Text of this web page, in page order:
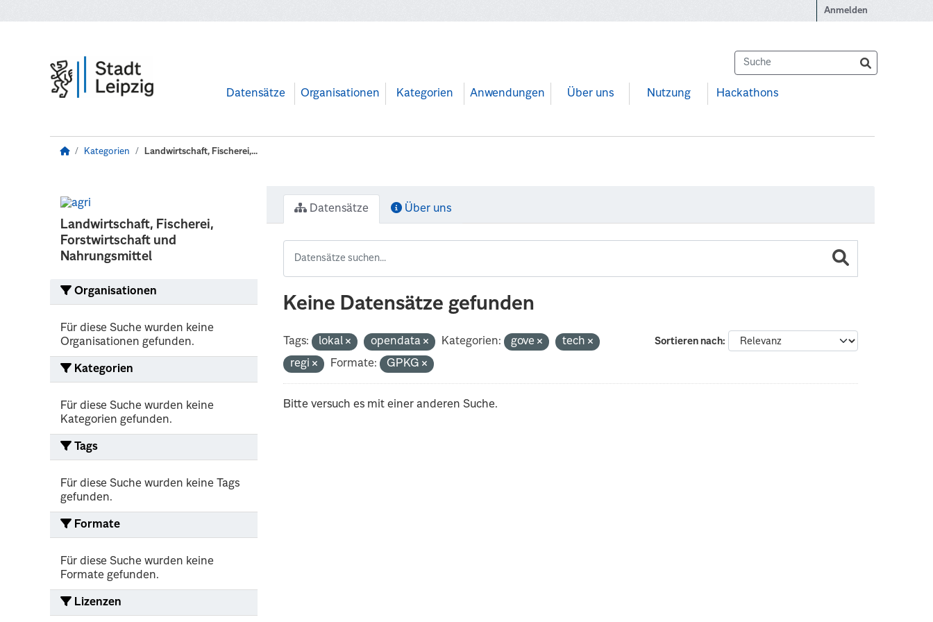
Anmelden
Datensätze Organisationen Kategorien Anwendungen Über uns Nutzung Hackathons
Kategorien Landwirtschaft, Fischerei,...
Landwirtschaft, Fischerei,
Forstwirtschaft und
Nahrungsmittel
Organisationen
Für diese Suche wurden keine
Organisationen gefunden.
Kategorien
Für diese Suche wurden keine
Kategorien gefunden.
Tags
Für diese Suche wurden keine Tags
gefunden.
Formate
Für diese Suche wurden keine
Formate gefunden.
Lizenzen
Datensätze Über uns
Keine Datensätze gefunden
Sortieren nach
Tags: lokal opendata Kategorien: gove
tech
regi
Formate: GPKG
Bitte versuch es mit einer anderen Suche.